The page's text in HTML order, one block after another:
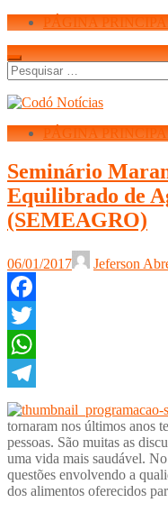
PÁGINA
Pesquisar
por:
PÁGINA
Seminário
Equilibrado de
(SEMEAGRO)
06/01/2017 Jeferson
Facebook
Twitter
WhatsApp
Telegram
tornaram nos últimos anos
pessoas. São muitas as
uma vida mais saudável.
questões envolvendo a
dos alimentos oferecidos